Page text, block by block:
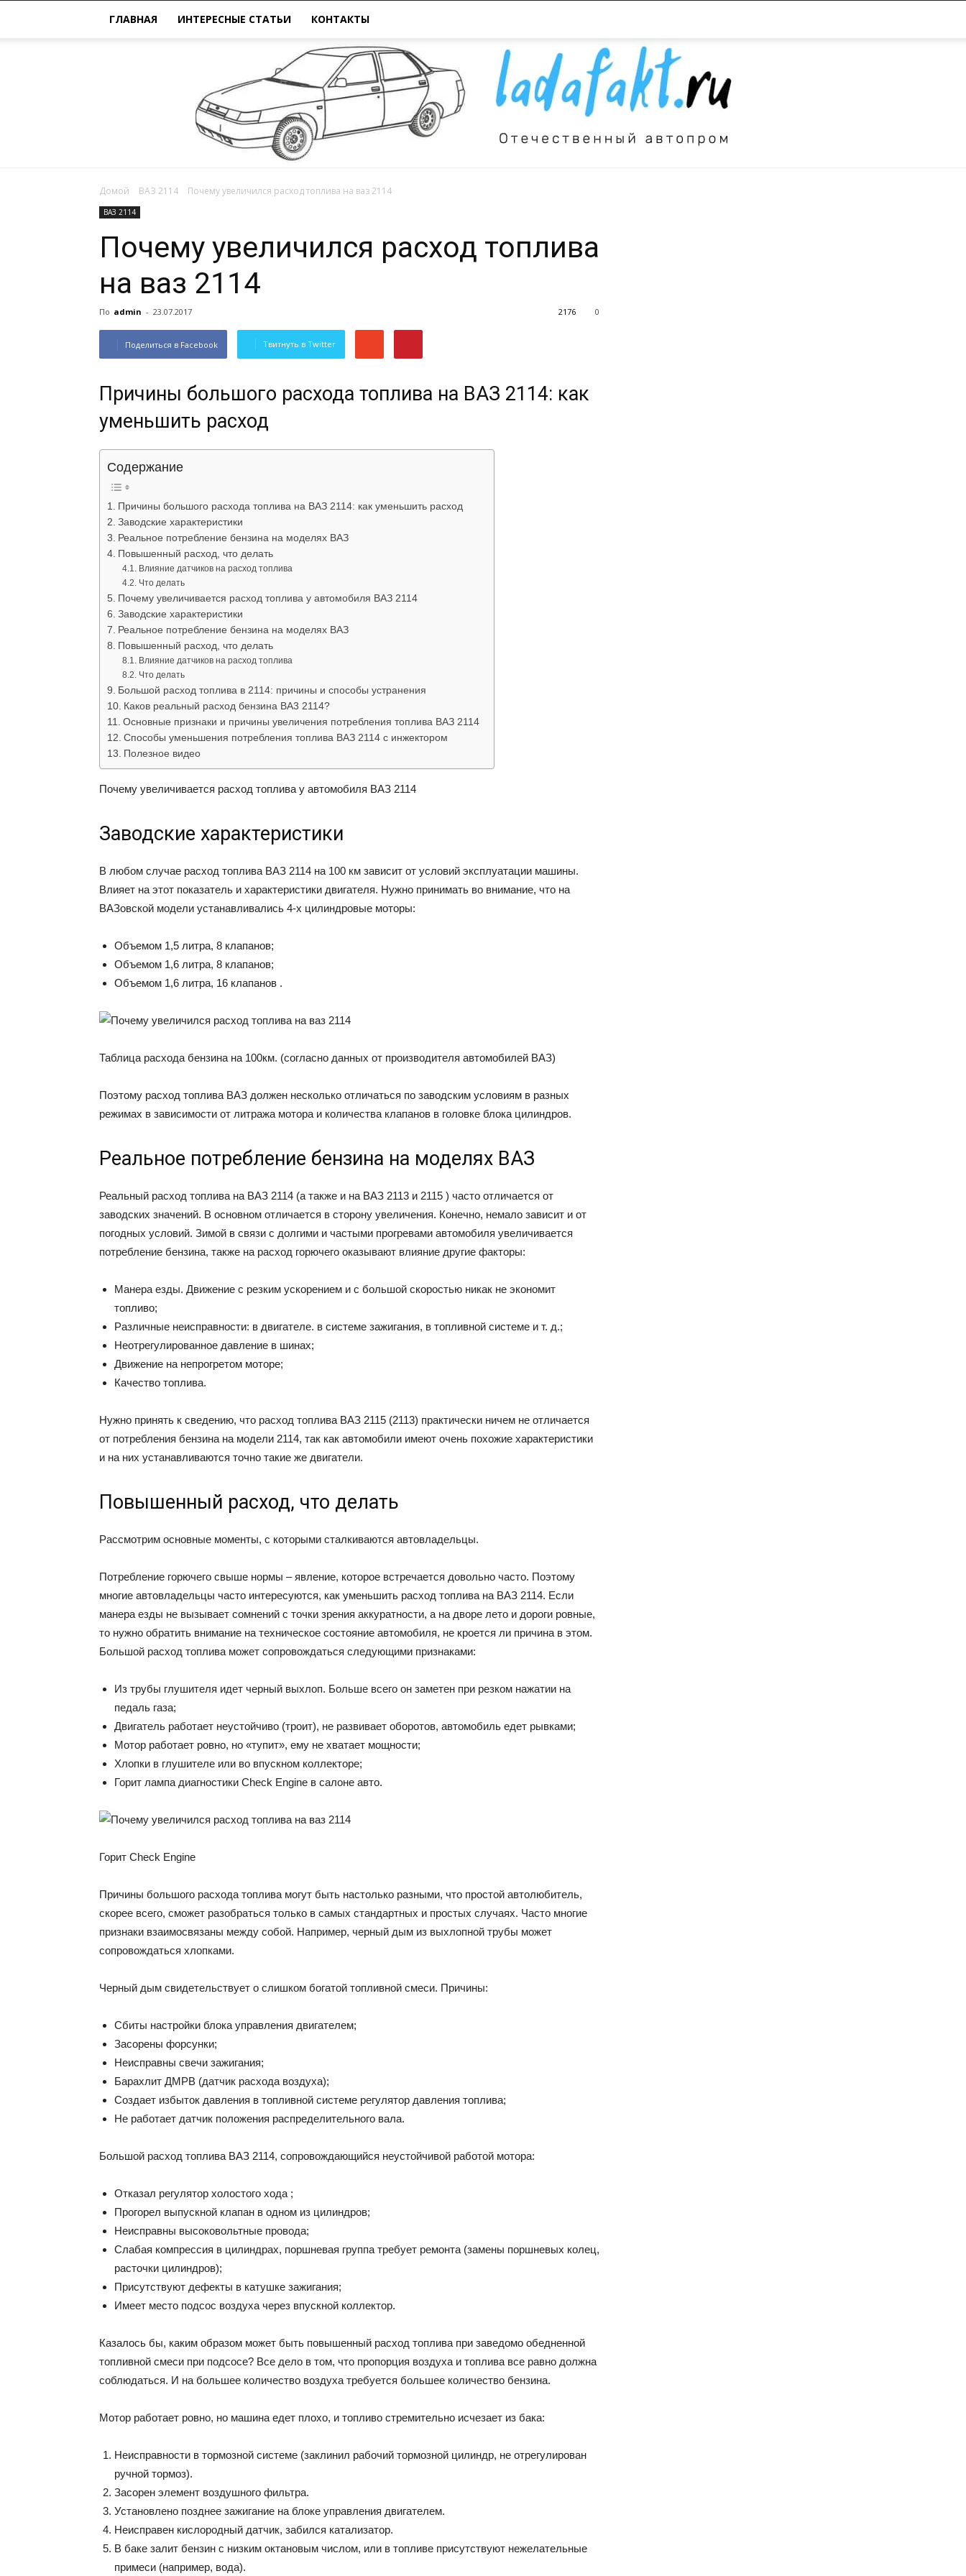
ГЛАВНАЯ ИНТЕРЕСНЫЕ СТАТЬИ КОНТАКТЫ
автомобилях
Домой ВАЗ 2114 Почему увеличился расход топлива на ваз 2114
ВАЗ 2114
Почему увеличился расход топлива
на ваз 2114
По admin - 23.07.2017 0
2176
Поделиться в Facebook Твитнуть в Twitter
Причины большого расхода топлива на ВАЗ 2114: как
уменьшить расход
Содержание
Причины большого расхода топлива на ВАЗ 2114: как уменьшить расход
Заводские характеристики
Реальное потребление бензина на моделях ВАЗ
Повышенный расход, что делать
Влияние датчиков на расход топлива
Что делать
Почему увеличивается расход топлива у автомобиля ВАЗ 2114
Заводские характеристики
Реальное потребление бензина на моделях ВАЗ
Повышенный расход, что делать
Влияние датчиков на расход топлива
Что делать
Большой расход топлива в 2114: причины и способы устранения
Каков реальный расход бензина ВА3 2114?
Основные признаки и причины увеличения потребления топлива ВАЗ 2114
Способы уменьшения потребления топлива ВАЗ 2114 с инжектором
Полезное видео
Почему увеличивается расход топлива у автомобиля ВАЗ 2114
Заводские характеристики
В любом случае расход топлива ВАЗ 2114 на 100 км зависит от условий эксплуатации машины.
Влияет на этот показатель и характеристики двигателя. Нужно принимать во внимание, что на
ВАЗовской модели устанавливались 4-х цилиндровые моторы:
Объемом 1,5 литра, 8 клапанов;
Объемом 1,6 литра, 8 клапанов;
Объемом 1,6 литра, 16 клапанов .
Таблица расхода бензина на 100км. (согласно данных от производителя автомобилей ВАЗ)
Поэтому расход топлива ВАЗ должен несколько отличаться по заводским условиям в разных
режимах в зависимости от литража мотора и количества клапанов в головке блока цилиндров.
Реальное потребление бензина на моделях ВАЗ
Реальный расход топлива на ВАЗ 2114 (а также и на ВАЗ 2113 и 2115 ) часто отличается от
заводских значений. В основном отличается в сторону увеличения. Конечно, немало зависит и от
погодных условий. Зимой в связи с долгими и частыми прогревами автомобиля увеличивается
потребление бензина, также на расход горючего оказывают влияние другие факторы:
Манера езды. Движение с резким ускорением и с большой скоростью никак не экономит
топливо;
Различные неисправности: в двигателе. в системе зажигания, в топливной системе и т. д.;
Неотрегулированное давление в шинах;
Движение на непрогретом моторе;
Качество топлива.
Нужно принять к сведению, что расход топлива ВАЗ 2115 (2113) практически ничем не отличается
от потребления бензина на модели 2114, так как автомобили имеют очень похожие характеристики
и на них устанавливаются точно такие же двигатели.
Повышенный расход, что делать
Рассмотрим основные моменты, с которыми сталкиваются автовладельцы.
Потребление горючего свыше нормы – явление, которое встречается довольно часто. Поэтому
многие автовладельцы часто интересуются, как уменьшить расход топлива на ВАЗ 2114. Если
манера езды не вызывает сомнений с точки зрения аккуратности, а на дворе лето и дороги ровные,
то нужно обратить внимание на техническое состояние автомобиля, не кроется ли причина в этом.
Большой расход топлива может сопровождаться следующими признаками:
Из трубы глушителя идет черный выхлоп. Больше всего он заметен при резком нажатии на
педаль газа;
Двигатель работает неустойчиво (троит), не развивает оборотов, автомобиль едет рывками;
Мотор работает ровно, но «тупит», ему не хватает мощности;
Хлопки в глушителе или во впускном коллекторе;
Горит лампа диагностики Check Engine в салоне авто.
Горит Check Engine
Причины большого расхода топлива могут быть настолько разными, что простой автолюбитель,
скорее всего, сможет разобраться только в самых стандартных и простых случаях. Часто многие
признаки взаимосвязаны между собой. Например, черный дым из выхлопной трубы может
сопровождаться хлопками.
Черный дым свидетельствует о слишком богатой топливной смеси. Причины:
Сбиты настройки блока управления двигателем;
Засорены форсунки;
Неисправны свечи зажигания;
Барахлит ДМРВ (датчик расхода воздуха);
Создает избыток давления в топливной системе регулятор давления топлива;
Не работает датчик положения распределительного вала.
Большой расход топлива ВАЗ 2114, сопровождающийся неустойчивой работой мотора:
Отказал регулятор холостого хода ;
Прогорел выпускной клапан в одном из цилиндров;
Неисправны высоковольтные провода;
Слабая компрессия в цилиндрах, поршневая группа требует ремонта (замены поршневых колец,
расточки цилиндров);
Присутствуют дефекты в катушке зажигания;
Имеет место подсос воздуха через впускной коллектор.
Казалось бы, каким образом может быть повышенный расход топлива при заведомо обедненной
топливной смеси при подсосе? Все дело в том, что пропорция воздуха и топлива все равно должна
соблюдаться. И на большее количество воздуха требуется большее количество бензина.
Мотор работает ровно, но машина едет плохо, и топливо стремительно исчезает из бака:
Неисправности в тормозной системе (заклинил рабочий тормозной цилиндр, не отрегулирован
ручной тормоз).
Засорен элемент воздушного фильтра.
Установлено позднее зажигание на блоке управления двигателем.
Неисправен кислородный датчик, забился катализатор.
В баке залит бензин с низким октановым числом, или в топливе присутствуют нежелательные
примеси (например, вода).